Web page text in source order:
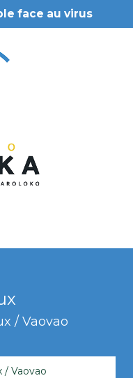
face au virus
/ Vaovao
/ Vaovao